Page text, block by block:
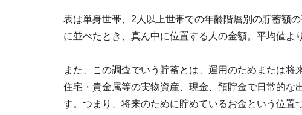
表は単身世帯、2人以上世帯での年齢階層別の貯蓄額
に並べたとき、真ん中に位置する人の金額。平均値よ
また、この調査でいう貯蓄とは、運用のためまたは将
住宅・貴金属等の実物資産、現金、預貯金で日常的な
す。つまり、将来のために貯めているお金という位置